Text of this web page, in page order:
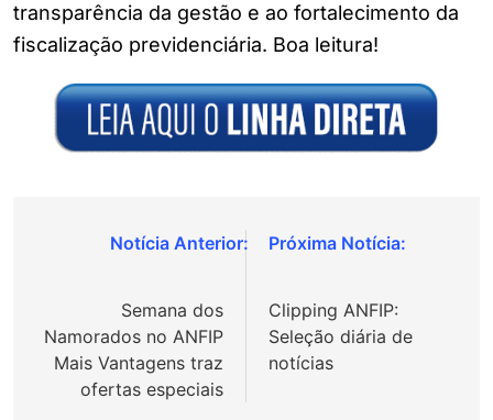
transparência da gestão e ao fortalecimento da
fiscalização previdenciária. Boa leitura!
Navegação
Post
Semana dos
Namorados no ANFIP
Mais Vantagens traz
ofertas especiais
Clipping ANFIP:
Seleção diária de
notícias